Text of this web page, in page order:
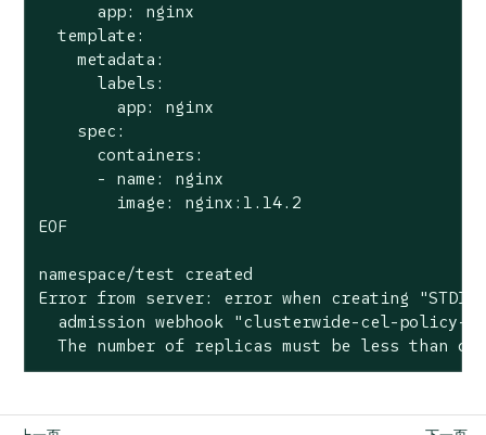
      app: nginx
  template:
    metadata:
      labels:
        app: nginx
    spec:
      containers:
      - name: nginx
        image: nginx:1.14.2
EOF
namespace/test created
Error from server: error when creating
admission webhook "clusterwide-cel-policy-
The number of replicas must be less than or